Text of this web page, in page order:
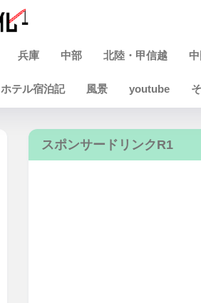
兵庫 中部 北陸・甲信越
ホテル宿泊記 風景 youtube
スポンサードリンクR1